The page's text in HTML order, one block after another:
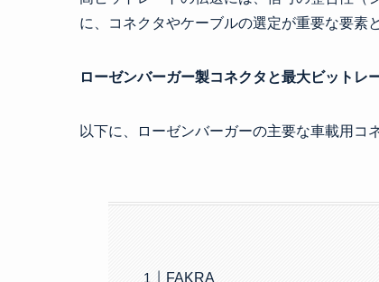
に、コネクタやケーブルの選定が重要な要素
ローゼンバーガー製コネクタと最大ビットレ
以下に、ローゼンバーガーの主要な車載用コ
FAKRA